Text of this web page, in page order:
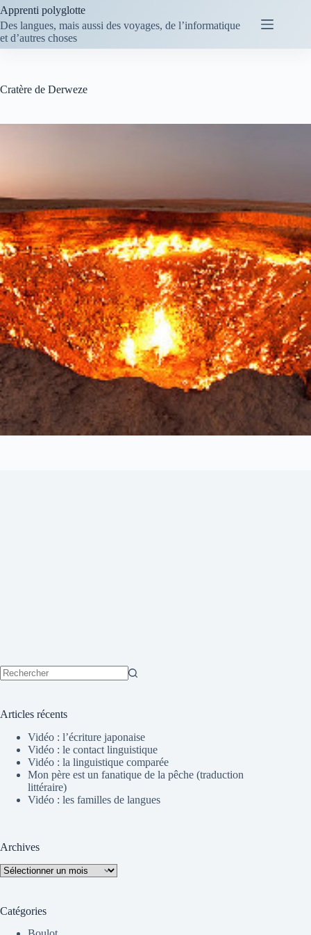
Passer
au
contenu
Apprenti polyglotte
Des langues, mais aussi des voyages, de l’informatique
et d’autres choses
Cratère de Derweze
Articles récents
Vidéo : l’écriture japonaise
Vidéo : le contact linguistique
Vidéo : la linguistique comparée
Mon père est un fanatique de la pêche (traduction
littéraire)
Vidéo : les familles de langues
Archives
Archives
Catégories